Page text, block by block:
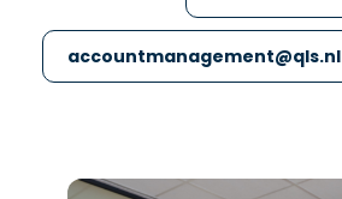
accountmanagement@qls.nl